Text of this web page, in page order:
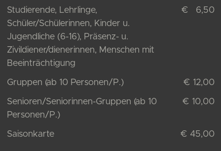
Studierende, Lehrlinge,
Schüler/Schülerinnen, Kinder u.
Jugendliche (6-16), Präsenz- u.
Zivildiener/dienerinnen, Menschen mit
Beeinträchtigung
€ 6,50
Gruppen (ab 10 Personen/P.) € 12,00
Senioren/Seniorinnen-Gruppen (ab 10
Personen/P.)
€ 10,00
Saisonkarte € 45,00